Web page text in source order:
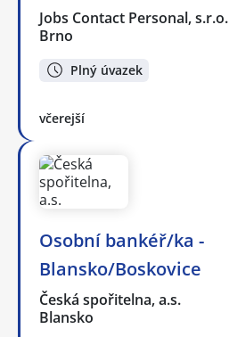
Jobs Contact Personal, s.r.o.
Brno
Plný úvazek
včerejší
Osobní bankéř/ka -
Blansko/Boskovice
Česká spořitelna, a.s.
Blansko